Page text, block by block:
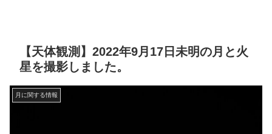
【天体観測】2022年9月17日未明の月と火
星を撮影しました。
月に関する情報